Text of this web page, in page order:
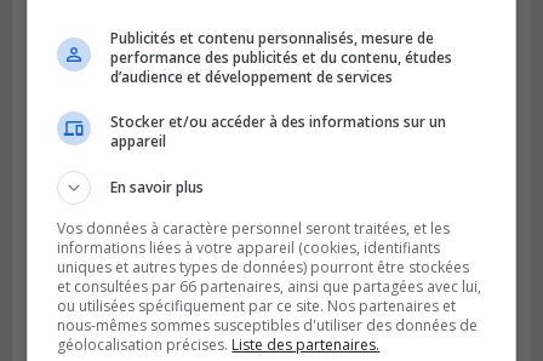
SAINT-HUBERT
Publié le 3 août 2026 à 12h00
L’arrivée du marché saisonnier à Saint-
Publicités et contenu personnalisés, mesure de
performance des publicités et du contenu, études
d’audience et développement de services
Stocker et/ou accéder à des informations sur un
appareil
En savoir plus
Vos données à caractère personnel seront traitées, et les
informations liées à votre appareil (cookies, identifiants
uniques et autres types de données) pourront être stockées
et consultées par 66 partenaires, ainsi que partagées avec lui,
ou utilisées spécifiquement par ce site. Nos partenaires et
nous-mêmes sommes susceptibles d'utiliser des données de
géolocalisation précises. Liste des partenaires.